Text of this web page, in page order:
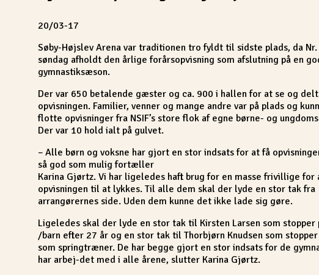
20/03-17
Søby-Højslev Arena var traditionen tro fyldt til sidste plads, da Nr.
søndag afholdt den årlige forårsopvisning som afslutning på en
gymnastiksæson.
Der var 650 betalende gæster og ca. 900 i hallen for at se og
opvisningen. Familier, venner og mange andre var på plads og
flotte opvisninger fra NSIF’s store flok af egne børne- og
Der var 10 hold ialt på gulvet.
– Alle børn og voksne har gjort en stor indsats for at få
så god som mulig fortæller
Karina Gjørtz. Vi har ligeledes haft brug for en masse frivillige for
opvisningen til at lykkes. Til alle dem skal der lyde en stor tak fra
arrangørernes side. Uden dem kunne det ikke lade sig gøre.
Ligeledes skal der lyde en stor tak til Kirsten Larsen som
/barn efter 27 år og en stor tak til Thorbjørn Knudsen som
som springtræner. De har begge gjort en stor indsats for de
har arbej-det med i alle årene, slutter Karina Gjørtz.